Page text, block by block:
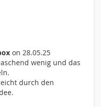
on 28.05.25
wenig und das
durch den